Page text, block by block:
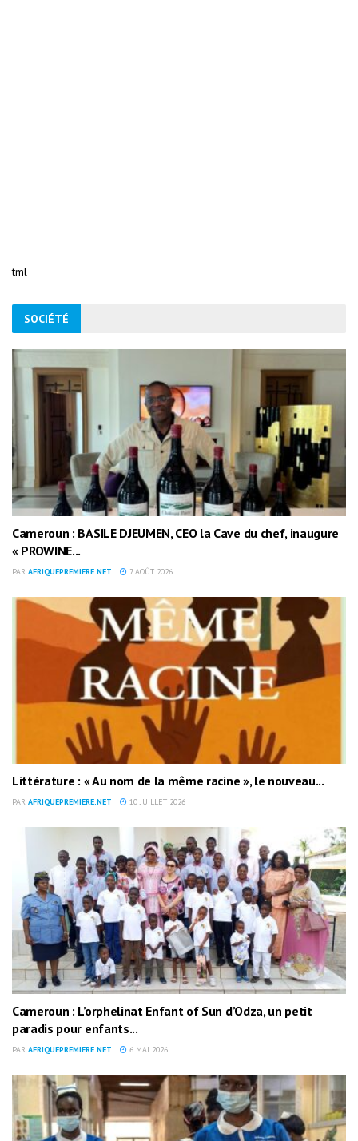
tml
SOCIÉTÉ
Cameroun : BASILE DJEUMEN, CEO la Cave du chef, inaugure
« PROWINE...
PAR AFRIQUEPREMIERE.NET 7 AOÛT 2026
Littérature : « Au nom de la même racine », le nouveau...
PAR AFRIQUEPREMIERE.NET 10 JUILLET 2026
Cameroun : L’orphelinat Enfant of Sun d’Odza, un petit
paradis pour enfants...
PAR AFRIQUEPREMIERE.NET 6 MAI 2026